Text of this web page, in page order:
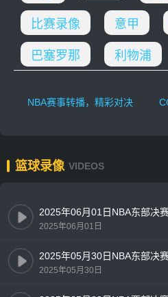
比赛录像 意甲
巴塞罗那 利物浦
NBA赛事转播，精彩对决不容错过
篮球录像 VIDEOS
2025年06月01日NBA东部决
2025年06月01日
2025年05月30日NBA东部决
2025年05月30日